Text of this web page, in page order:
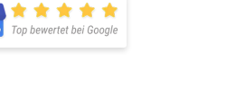
öffnet in neuem Fenster